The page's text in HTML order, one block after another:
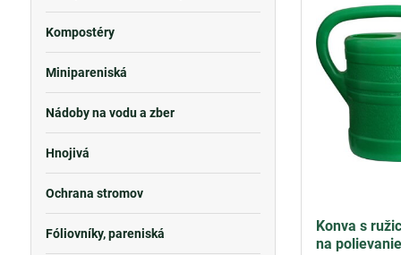
Konva s
na
Kompostéry
Minipareniská
Nádoby na vodu a zber
Hnojivá
Ochrana stromov
Fóliovníky, pareniská